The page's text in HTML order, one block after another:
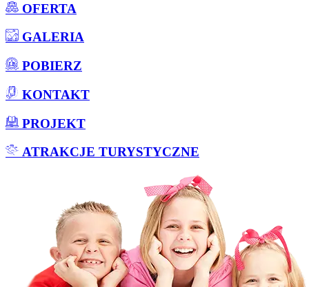
OFERTA
GALERIA
POBIERZ
KONTAKT
PROJEKT
ATRAKCJE TURYSTYCZNE